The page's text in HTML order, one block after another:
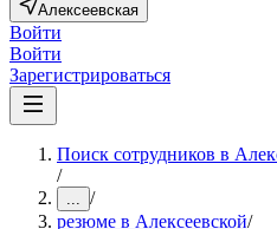
Алексеевская
Войти
Войти
Зарегистрироваться
Поиск сотрудников в
/
... /
резюме в Алексеевской/